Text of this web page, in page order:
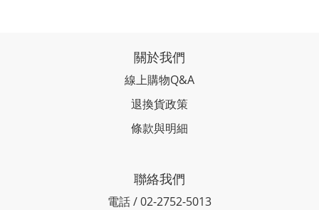
關於我們
線上購物Q&A
退換貨政策
條款與明細
聯絡我們
電話 / 02-2752-5013